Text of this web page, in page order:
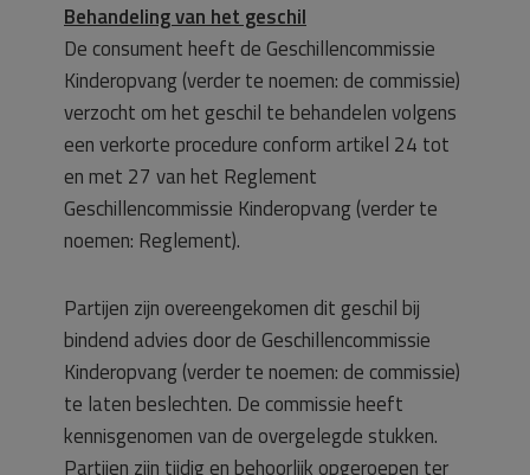
Behandeling van het geschil
De consument heeft de Geschillencommissie
Kinderopvang (verder te noemen: de commissie)
verzocht om het geschil te behandelen volgens
een verkorte procedure conform artikel 24 tot
en met 27 van het Reglement
Geschillencommissie Kinderopvang (verder te
noemen: Reglement).
Partijen zijn overeengekomen dit geschil bij
bindend advies door de Geschillencommissie
Kinderopvang (verder te noemen: de commissie)
te laten beslechten. De commissie heeft
kennisgenomen van de overgelegde stukken.
Partijen zijn tijdig en behoorlijk opgeroepen ter